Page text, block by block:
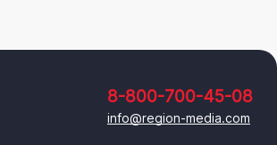
8-800-700-45-08
info@region-media.com